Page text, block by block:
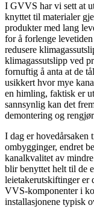
I GVVS har vi sett at
knyttet til materialer
produkter med lang
for å forlenge
redusere
klimagassutslipp ved
fornuftig å anta at de
usikkert hvor mye
en himling, faktisk er
sannsynlig kan det
demontering og
I dag er
ombygginger, endret
kanalkvalitet av
blir benyttet helt til de
leietakerutskiftinger er
VVS-komponenter i
installasjonene typisk